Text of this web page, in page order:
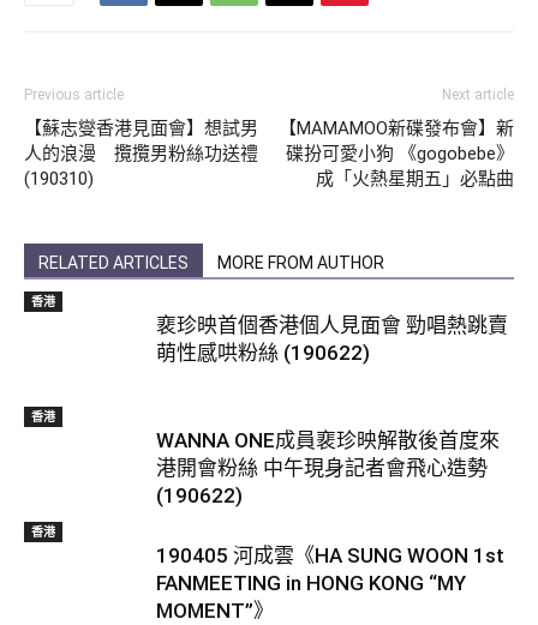
Previous article
【蘇志燮香港見面會】想試男
人的浪漫 攬攬男粉絲功送禮
(190310)
Next article
【MAMAMOO新碟發布會】新
碟扮可愛小狗 《gogobebe》
成「火熱星期五」必點曲
RELATED ARTICLES MORE FROM AUTHOR
香港
裵珍映首個香港個人見面會 勁唱熱跳賣
萌性感哄粉絲 (190622)
香港
WANNA ONE成員裵珍映解散後首度來
港開會粉絲 中午現身記者會飛心造勢
(190622)
香港
190405 河成雲《HA SUNG WOON 1st
FANMEETING in HONG KONG “MY
MOMENT”》